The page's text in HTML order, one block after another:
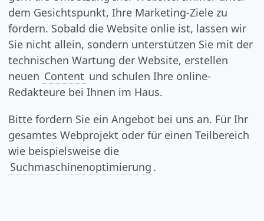
dem Gesichtspunkt, Ihre Marketing-Ziele zu
fördern. Sobald die Website onlie ist, lassen wir
Sie nicht allein, sondern unterstützen Sie mit der
technischen Wartung der Website, erstellen
neuen Content und schulen Ihre online-
Redakteure bei Ihnen im Haus.
Bitte fordern Sie ein Angebot bei uns an. Für Ihr
gesamtes Webprojekt oder für einen Teilbereich
wie beispielsweise die
Suchmaschinenoptimierung .